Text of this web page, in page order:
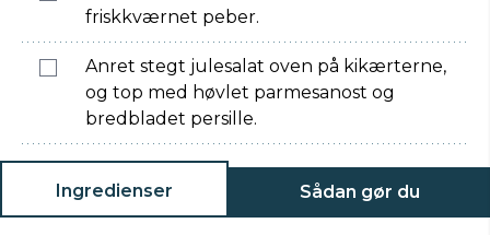
friskkværnet peber.
Anret stegt julesalat oven på kikærterne,
og top med høvlet parmesanost og
bredbladet persille.
Ingredienser Sådan gør du